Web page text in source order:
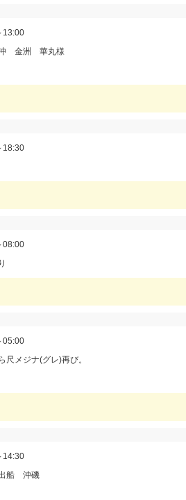
13:00
金洲 華丸様
18:30
08:00
05:00
尺メジナ(グレ)再び。
14:30
船 沖磯